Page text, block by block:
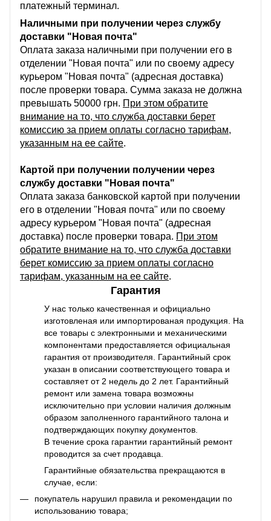
платежный терминал.
Наличными при получении через службу
доставки "Новая почта"
Оплата заказа наличными при получении его в
отделении "Новая почта" или по своему адресу
курьером "Новая почта" (адресная доставка)
после проверки товара. Сумма заказа не должна
превышать 50000 грн. При этом обратите
внимание на то, что служба доставки берет
комиссию за прием оплаты согласно тарифам,
указанным на ее сайте.
Картой при получении получении через
службу доставки "Новая почта"
Оплата заказа банковской картой при получении
его в отделении "Новая почта" или по своему
адресу курьером "Новая почта" (адресная
доставка) после проверки товара. При этом
обратите внимание на то, что служба доставки
берет комиссию за прием оплаты согласно
тарифам, указанным на ее сайте.
Гарантия
У нас только качественная и официально
изготовленая или импортированая продукция. На
все товары с электронными и механическими
компонентами предоставляется официальная
гарантия от производителя. Гарантийный срок
указан в описании соответствующего товара и
составляет от 2 недель до 2 лет. Гарантийный
ремонт или замена товара возможны
исключительно при условии наличия должным
образом заполненного гарантийного талона и
подтверждающих покупку документов.
В течение срока гарантии гарантийный ремонт
проводится за счет продавца.
Гарантийные обязательства прекращаются в
случае, если:
покупатель нарушил правила и рекомендации по
использованию товара;